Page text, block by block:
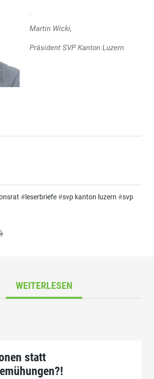
Martin Wicki,
Präsident SVP Kanton Luzern
#leserbriefe#svp kanton luzern #svp
WEITERLESEN
statt